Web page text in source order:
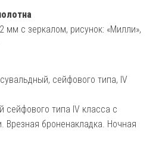
с зеркалом, рисунок: «Милли»,
сейфового типа, IV
сейфового типа IV класса с
Врезная броненакладка. Ночная